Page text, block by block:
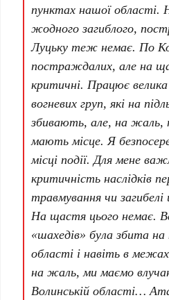
пунктах нашої
жодного загиблого,
Луцьку теж немає. По
постраждалих, але на
критичні. Працює велика
вогневих груп, які на
збивають, але, на жаль,
мають місце. Я
місці події. Для мене
критичність наслідків
травмування чи загибелі
На щастя цього немає.
«шахедів» була збита на
області і навіть в
на жаль, ми маємо
Волинській області…